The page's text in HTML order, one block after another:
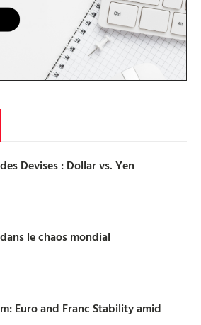
Devises : Dollar vs. Yen
le chaos mondial
Euro and Franc Stability amid